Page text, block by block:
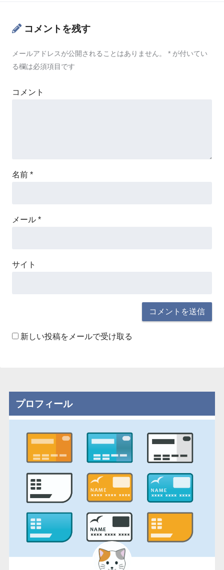
コメントを残す
メールアドレスが公開されることはありません。 * が付いてい
る欄は必須項目です
コメント
名前 *
メール *
サイト
新しい投稿をメールで受け取る
プロフィール